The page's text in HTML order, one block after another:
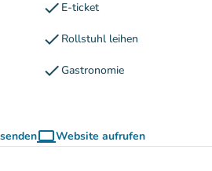
check E-ticket
check Rollstuhl leihen
checkGastronomie
computerWebsite aufrufen
(new tab)